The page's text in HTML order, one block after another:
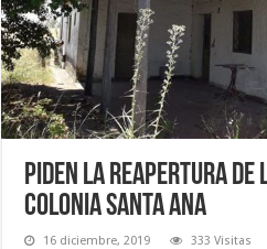
Piden la reapertura de
Colonia Santa Ana
16 diciembre, 2019 333 Visitas